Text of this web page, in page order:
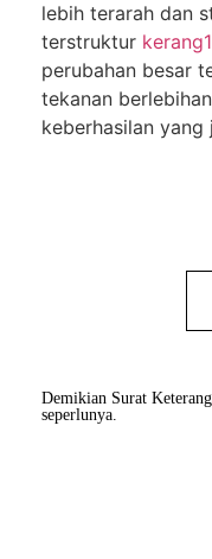
lebih terarah dan
terstruktur
perubahan besar
tekanan
keberhasilan
Demikian Surat
seperlunya.